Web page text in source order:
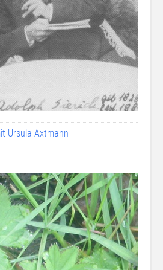
Ursula Axtmann